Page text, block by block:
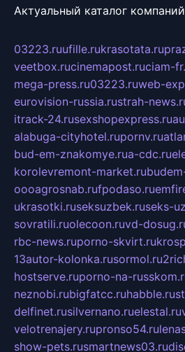
Актуальный каталог
03223.ruufille.rukrasotata.ru
veetbox.rucinemapost.ruciam-
mega-press.ru03223.ruweb-
eurovision-russia.rustrah-
itrack-24.rusexshopexpress.ru
alabuga-cityhotel.rupornv.ru
bud-em-znakomye.rua-cdc.ru
korolevremont-market.ru
oooagrosnab.rufpodaso.ru
ukrasotki.ruseksuzbek.ruseks-
sovratili.ruolecoon.ruvd-
rbc-news.ruporno-skvirt.ru
13autor-kolonka.rusormol.ru
hostserve.ruporno-na-
neznobi.rubigfatcc.ruhabble.ru
delfinet.rusilvernano.ruelestal.ru
velotrenajery.rupronso54.ru
show-pets.rusmartnews03.ru